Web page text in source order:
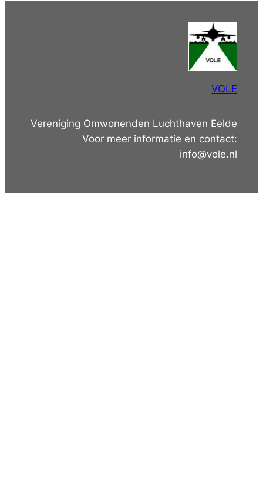
VOLE
Vereniging Omwonenden Luchthaven Eelde
Voor meer informatie en contact:
info@vole.nl